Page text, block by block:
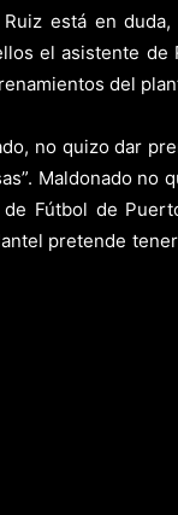
está en
el asistente de
del
no quizo dar
Maldonado no
Fútbol de
pretende